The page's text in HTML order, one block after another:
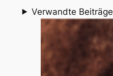
Verwandte Beiträge